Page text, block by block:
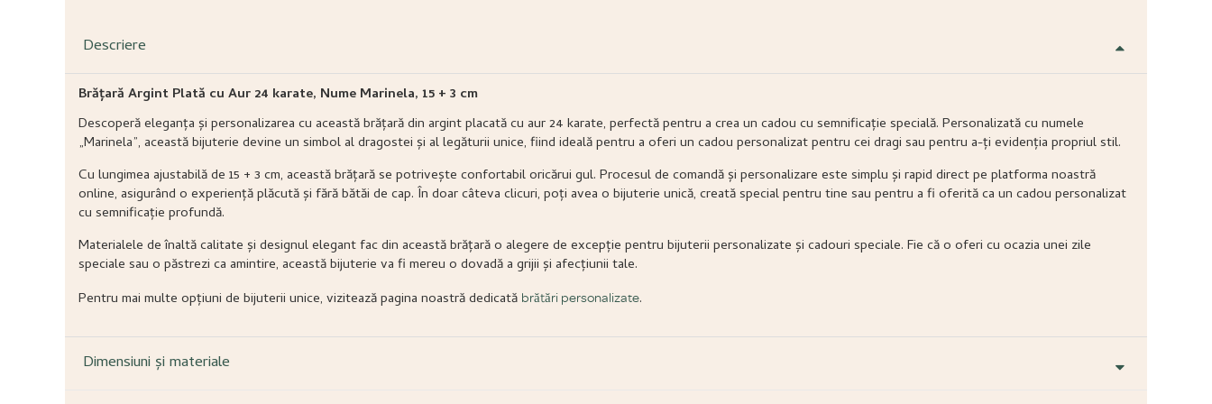
Descriere
Brățară Argint Plată cu Aur 24 karate, Nume Marinela, 15 + 3 cm
Descoperă eleganța și personalizarea cu această brățară din argint placată cu aur 24 karate, perfectă pentru a crea un cadou cu semnificație specială. Personalizată cu numele
„Marinela”, această bijuterie devine un simbol al dragostei și al legăturii unice, fiind ideală pentru a oferi un cadou personalizat pentru cei dragi sau pentru a-ți evidenția propriul stil.
Cu lungimea ajustabilă de 15 + 3 cm, această brățară se potrivește confortabil oricărui gul. Procesul de comandă și personalizare este simplu și rapid direct pe platforma noastră
online, asigurând o experiență plăcută și fără bătăi de cap. În doar câteva clicuri, poți avea o bijuterie unică, creată special pentru tine sau pentru a fi oferită ca un cadou personalizat
cu semnificație profundă.
Materialele de înaltă calitate și designul elegant fac din această brățară o alegere de excepție pentru bijuterii personalizate și cadouri speciale. Fie că o oferi cu ocazia unei zile
speciale sau o păstrezi ca amintire, această bijuterie va fi mereu o dovadă a grijii și afecțiunii tale.
Pentru mai multe opțiuni de bijuterii unice, vizitează pagina noastră dedicată brățări personalizate.
Dimensiuni și materiale